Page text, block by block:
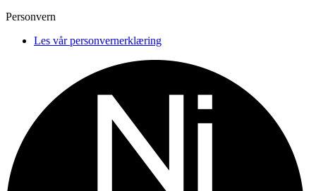
Personvern
Les vår personvernerklæring